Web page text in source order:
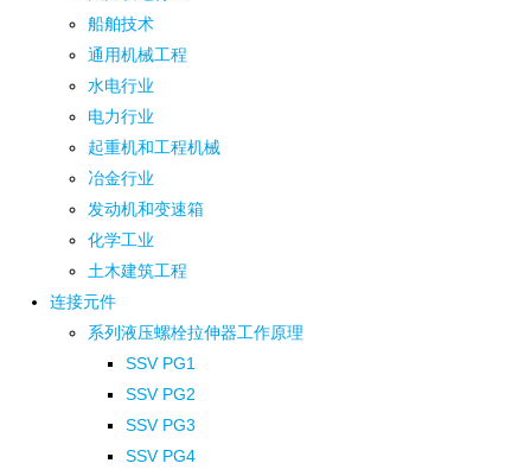
船舶技术
通用机械工程
水电行业
电力行业
起重机和工程机械
冶金行业
发动机和变速箱
化学工业
土木建筑工程
连接元件
系列液压螺栓拉伸器工作原理
SSV PG1
SSV PG2
SSV PG3
SSV PG4